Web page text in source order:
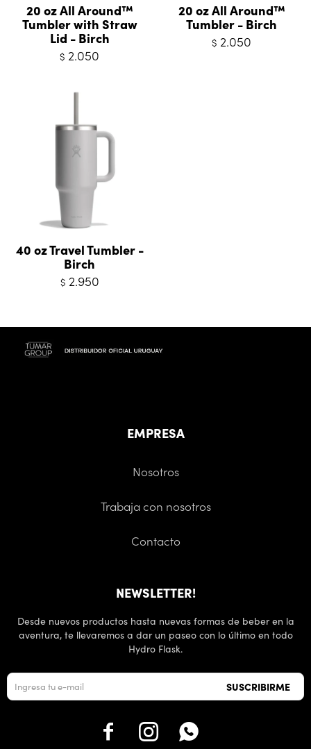
20 oz All Around™
Tumbler with Straw
Lid - Birch
$ 2.050
20 oz All Around™
Tumbler - Birch
$ 2.050
40 oz Travel Tumbler -
Birch
$ 2.950
EMPRESA
Nosotros
Trabaja con nosotros
Contacto
NEWSLETTER!
Desde nuevos productos hasta nuevas formas de beber en la
aventura, te llevaremos a dar un paseo con lo último en todo
Hydro Flask.
SUSCRIBIRME
  